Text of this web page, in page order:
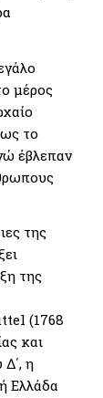
μέρος
το
έβλεπαν
της
της
(1768
και
Δ΄, η
Ελλάδα